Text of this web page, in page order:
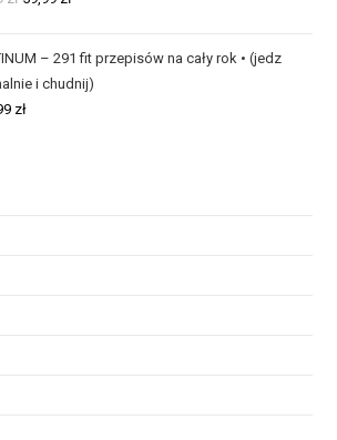
– 291 fit przepisów na cały rok • (jedz
i chudnij)
zł